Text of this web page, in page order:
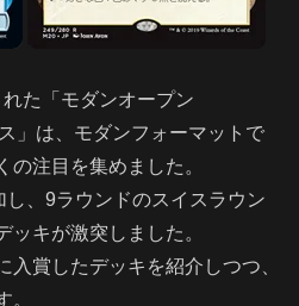
た「モダンオープン
」は、モダンフォーマットで
の注目を集めました。
、9ラウンドのスイスラウン
ッキが激突しました。
賞したデッキを紹介しつつ、
。